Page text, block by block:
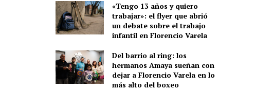
«Tengo 13 años y quiero
trabajar»: el flyer que abrió
un debate sobre el trabajo
infantil en Florencio Varela
Del barrio al ring: los
hermanos Amaya sueñan con
dejar a Florencio Varela en lo
más alto del boxeo